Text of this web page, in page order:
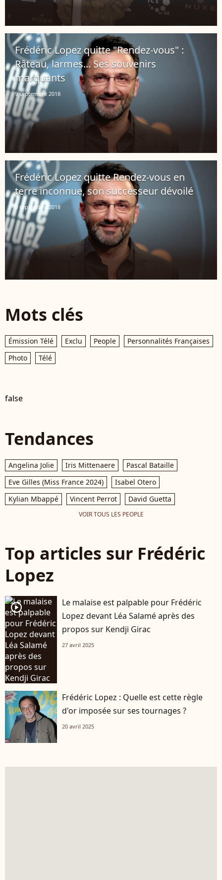
Frédéric Lopez quitte "Rendez-vous" :
Râteau, larmes... Ses souvenirs
marquants
9 septembre 2018
Frédéric Lopez quitte Rendez-vous en
terre inconnue, son successeur dévoilé
9 septembre 2018
Mots clés
Émission Télé Exclu People
Personnalités Françaises
Photo
Télé
false
Tendances
Angelina Jolie Iris Mittenaere
Pascal Bataille
Eve Gilles (Miss France 2024)
Isabel Otero
Kylian Mbappé
Vincent Perrot David Guetta
VOIR TOUS LES PEOPLE
Top articles sur Frédéric
Lopez
player2
Le malaise est palpable pour Frédéric
Lopez devant Léa Salamé après des
propos sur Kendji Girac
27 avril 2025
Frédéric Lopez : Quelle est cette règle
d'or imposée sur ses tournages ?
20 avril 2025